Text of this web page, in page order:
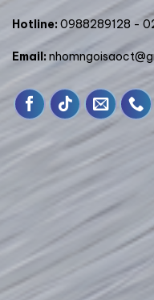
Hotline: 0988289128 -
Email: